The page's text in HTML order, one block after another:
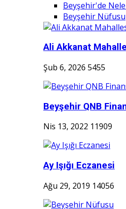
Beyşehir'de
Beyşehir Nüfusu
Ali Akkanat
Şub 6, 2026 5455
Beyşehir QNB
Nis 13, 2022 11909
Ay Işığı Eczanesi
Ağu 29, 2019 14056